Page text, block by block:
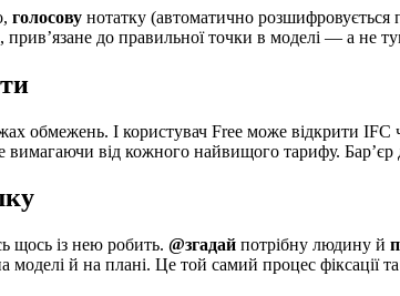
голосову нотатку (автоматично
до правильної точки в моделі — а не
обмежень. І користувач Free може відкрити
вимагаючи від кожного найвищого тарифу.
щось із нею робить. @згадай потрібну людину й
моделі й на плані. Це той самий процес фіксації